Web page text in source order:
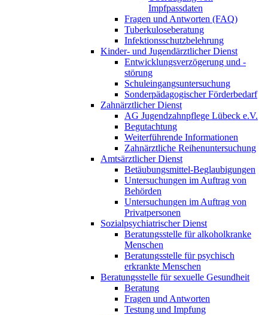
Impfpassdaten
Fragen und Antworten (FAQ)
Tuberkuloseberatung
Infektionsschutzbelehrung
Kinder- und Jugendärztlicher Dienst
Entwicklungsverzögerung und -
störung
Schuleingangsuntersuchung
Sonderpädagogischer Förderbedarf
Zahnärztlicher Dienst
AG Jugendzahnpflege Lübeck e.V.
Begutachtung
Weiterführende Informationen
Zahnärztliche Reihenuntersuchung
Amtsärztlicher Dienst
Betäubungsmittel-Beglaubigungen
Untersuchungen im Auftrag von
Behörden
Untersuchungen im Auftrag von
Privatpersonen
Sozialpsychiatrischer Dienst
Beratungsstelle für alkoholkranke
Menschen
Beratungsstelle für psychisch
erkrankte Menschen
Beratungsstelle für sexuelle Gesundheit
Beratung
Fragen und Antworten
Testung und Impfung